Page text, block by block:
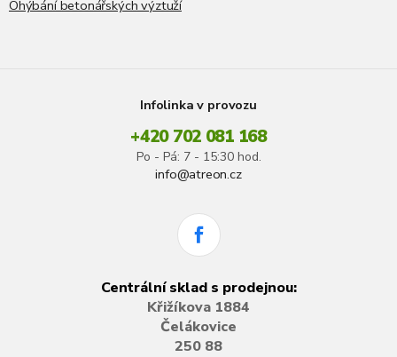
Ohýbání betonářských výztuží
Infolinka v provozu
+420 702 081 168
Po - Pá: 7 - 15:30 hod.
info@atreon.cz
Centrální sklad s prodejnou:
Křižíkova 1884
Čelákovice
250 88